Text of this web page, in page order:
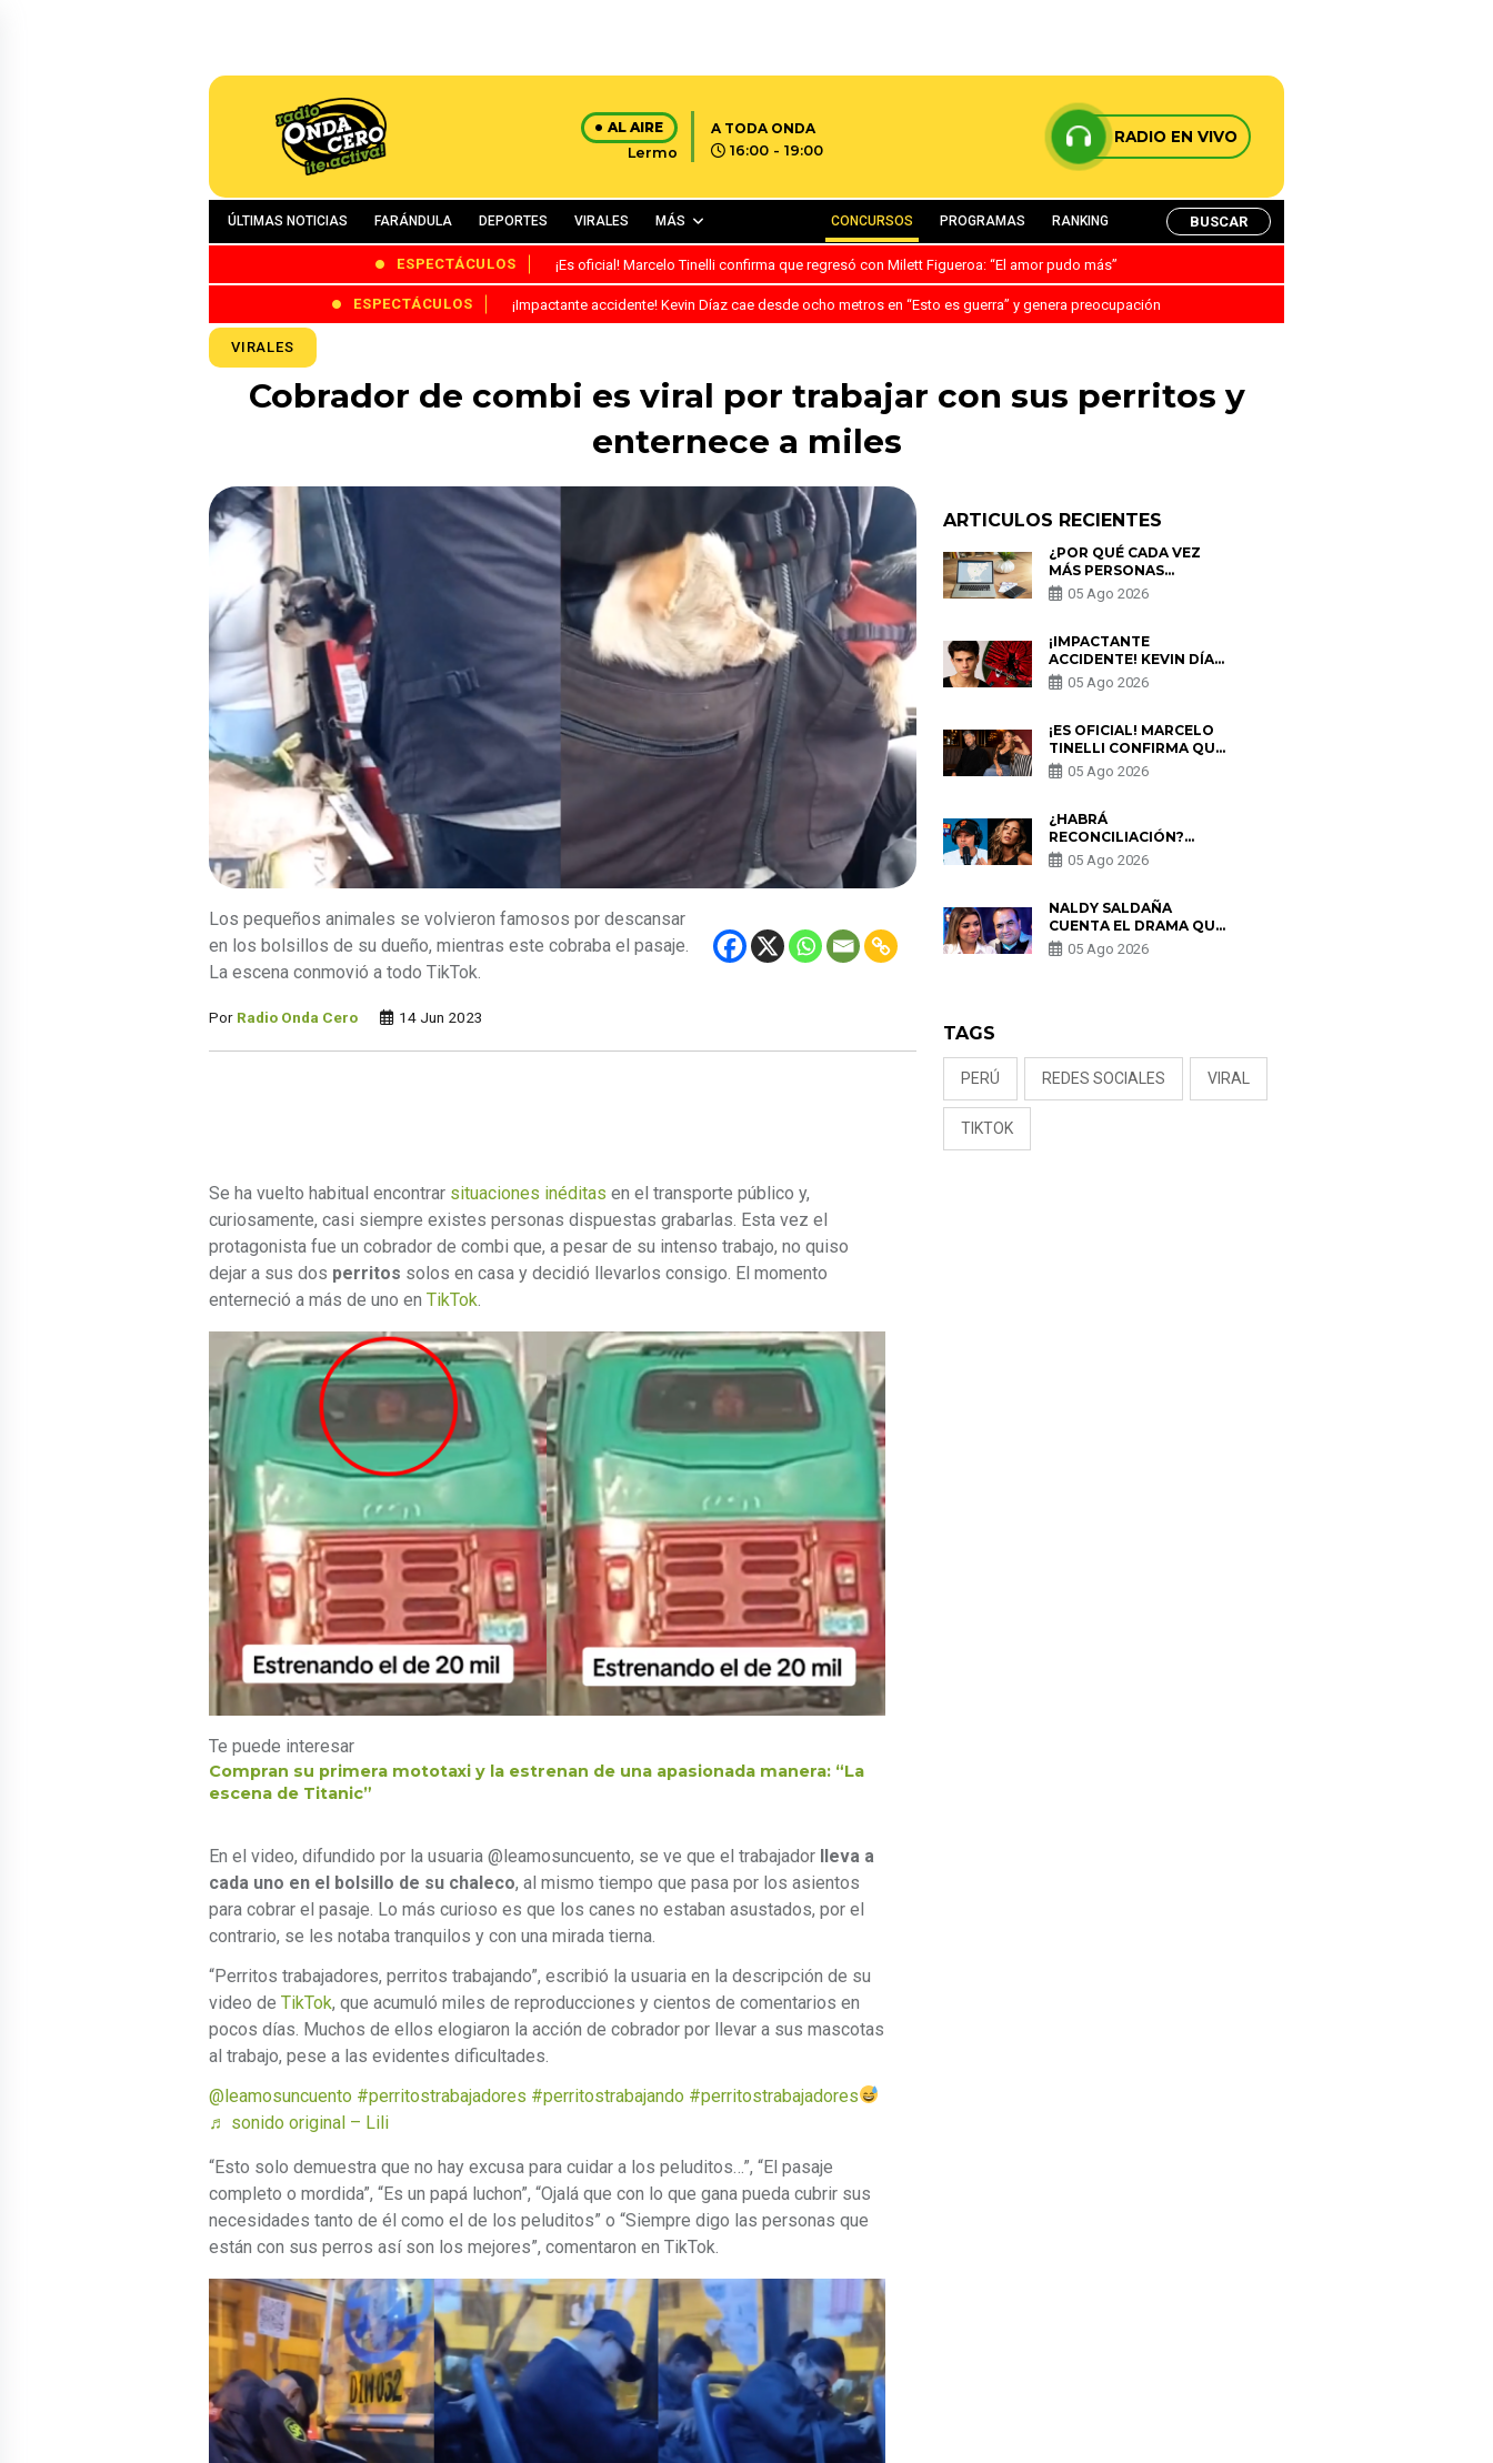
AL AIRE
Lermo
A TODA ONDA
16:00 - 19:00
RADIO EN VIVO
ÚLTIMAS NOTICIAS FARÁNDULA DEPORTES VIRALES MÁS CONCURSOS PROGRAMAS RANKING BUSCAR
ESPECTÁCULOS ¡Es oficial! Marcelo Tinelli confirma que regresó con Milett Figueroa: “El amor pudo más”
ESPECTÁCULOS ¡Impactante accidente! Kevin Díaz cae desde ocho metros en “Esto es guerra” y genera preocupación
VIRALES
Cobrador de combi es viral por trabajar con sus perritos y
enternece a miles
Los pequeños animales se volvieron famosos por descansar
en los bolsillos de su dueño, mientras este cobraba el pasaje.
La escena conmovió a todo TikTok.
Por Radio Onda Cero 14 Jun 2023
Se ha vuelto habitual encontrar situaciones inéditas en el transporte público y,
curiosamente, casi siempre existes personas dispuestas grabarlas. Esta vez el
protagonista fue un cobrador de combi que, a pesar de su intenso trabajo, no quiso
dejar a sus dos perritos solos en casa y decidió llevarlos consigo. El momento
enterneció a más de uno en TikTok
Te puede interesar
Compran su primera mototaxi y la estrenan de una apasionada manera: “La
escena de Titanic”
En el video, difundido por la usuaria @leamosuncuento, se ve que el trabajador lleva a
cada uno en el bolsillo de su chaleco, al mismo tiempo que pasa por los asientos
para cobrar el pasaje. Lo más curioso es que los canes no estaban asustados, por el
contrario, se les notaba tranquilos y con una mirada tierna.
“Perritos trabajadores, perritos trabajando”, escribió la usuaria en la descripción de su
video de TikTok, que acumuló miles de reproducciones y cientos de comentarios en
pocos días. Muchos de ellos elogiaron la acción de cobrador por llevar a sus mascotas
al trabajo, pese a las evidentes dificultades.
@leamosuncuento #perritostrabajadores #perritostrabajando #perritostrabajadores
♬ sonido original – Lili
“Esto solo demuestra que no hay excusa para cuidar a los peluditos…”, “El pasaje
completo o mordida”, “Es un papá luchon”, “Ojalá que con lo que gana pueda cubrir sus
necesidades tanto de él como el de los peluditos” o “Siempre digo las personas que
están con sus perros así son los mejores”, comentaron en TikTok.
ARTICULOS RECIENTES
¿POR QUÉ CADA VEZ
MÁS PERSONAS
UTILIZAN UNA VPN
PARA PROTEGER SU
05 Ago 2026
¡IMPACTANTE
ACCIDENTE! KEVIN DÍAZ
CAE DESDE OCHO
METROS EN “ESTO ES
PREOCUPACIÓN
05 Ago 2026
¡ES OFICIAL! MARCELO
TINELLI CONFIRMA QUE
REGRESÓ CON MILETT
FIGUEROA: “EL AMOR
05 Ago 2026
¿HABRÁ
RECONCILIACIÓN?
MARIO HART ADMITE
QUE PODRÍA VOLVER
RIVADENEIRA: “NO LE
CERRARÍA LAS
PUERTAS”
05 Ago 2026
NALDY SALDAÑA
CUENTA EL DRAMA QUE
VIVIÓ EN LA BELLA LUZ
TRAS DENUNCIA AL
05 Ago 2026
TAGS
PERÚ REDES SOCIALES VIRAL
TIKTOK